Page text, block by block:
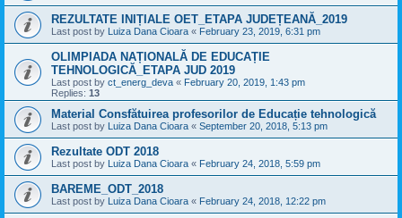
REZULTATE INIȚIALE OET_ETAPA JUDEȚEANĂ_2019
Last post by Luiza Dana Cioara « February 23, 2019, 6:31 pm
OLIMPIADA NAȚIONALĂ DE EDUCAȚIE
TEHNOLOGICĂ_ETAPA JUD 2019
Last post by ct_energ_deva « February 20, 2019, 1:43 pm
Replies: 13
Material Consfătuirea profesorilor de Educație tehnologică
Last post by Luiza Dana Cioara « September 20, 2018, 5:13 pm
Rezultate ODT 2018
Last post by Luiza Dana Cioara « February 24, 2018, 5:59 pm
BAREME_ODT_2018
Last post by Luiza Dana Cioara « February 24, 2018, 12:22 pm